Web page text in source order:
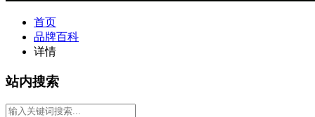
首页
品牌百科
详情
站内搜索